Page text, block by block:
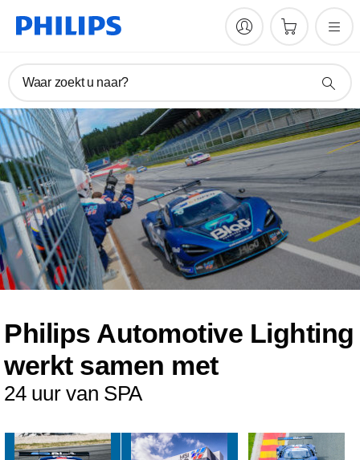
Waar zoekt u naar?
Philips Automotive Lighting
werkt samen met
24 uur van SPA